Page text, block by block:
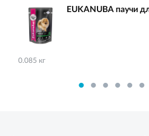
EUKANUBA паучи
0.085 кг